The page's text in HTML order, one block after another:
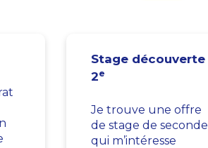
Stage découverte
2e
Je trouve une offre
de stage de seconde
qui m’intéresse